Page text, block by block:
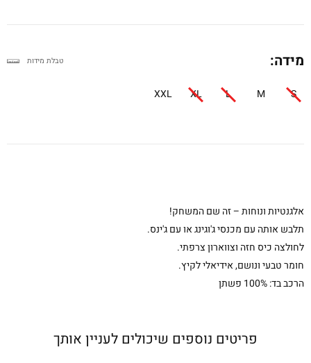
מידה:
S
M
L
XL
XXL
טבלת מידות
אלגנטיות ונוחות – זה שם המשחק!
תלבש אותה עם מכנסי ג'וגינג או עם ג'ינס.
לחולצה כיס חזה וצווארון צרפתי.
חומר טבעי ונושם, אידיאלי לקיץ.
הרכב בד: 100% פשתן
פריטים נוספים שיכולים לעניין אותך